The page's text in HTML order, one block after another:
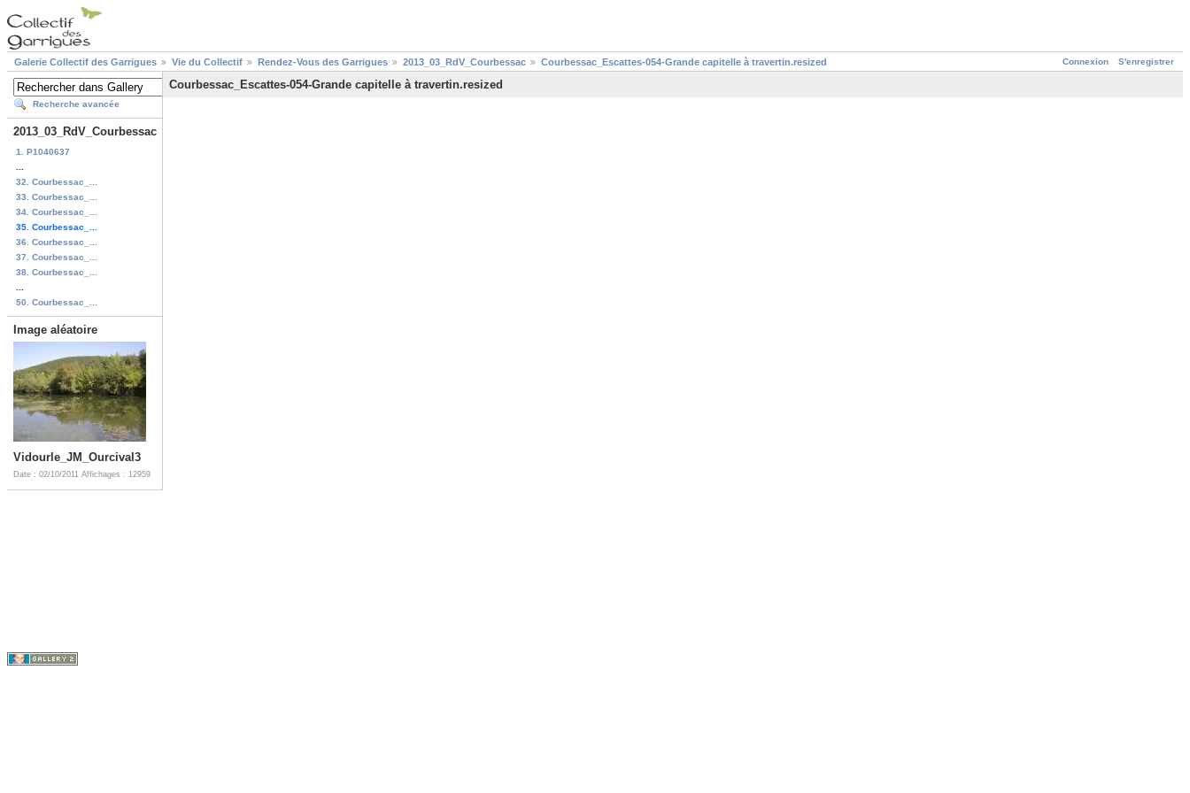
Connexion S'enregistrer
Galerie Collectif des Garrigues Vie du Collectif Rendez-Vous des Garrigues 2013_03_RdV_Courbessac Courbessac_Escattes-054-Grande capitelle à travertin.resized
Recherche avancée
2013_03_RdV_Courbessac
1. P1040637
32. Courbessac_...
33. Courbessac_...
34. Courbessac_...
35. Courbessac_...
36. Courbessac_...
37. Courbessac_...
38. Courbessac_...
50. Courbessac_...
Image aléatoire
Vidourle_JM_Ourcival3
Date : 02/10/2011 Affichages : 12959
Courbessac_Escattes-054-Grande capitelle à travertin.resized